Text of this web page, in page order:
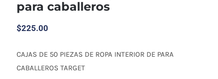
para caballeros
$225.00
CAJAS DE 50 PIEZAS DE ROPA INTERIOR DE PARA
CABALLEROS TARGET